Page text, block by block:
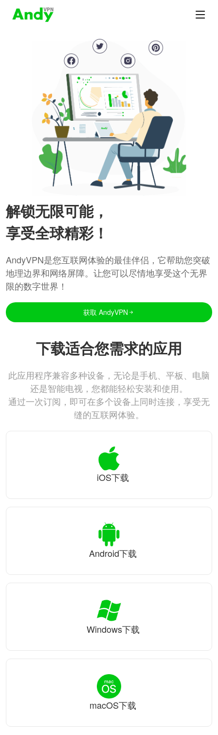
解锁无限可能，
享受全球精彩！
AndyVPN是您互联网体验的最佳伴侣，它帮助您突破
地理边界和网络屏障。让您可以尽情地享受这个无界
限的数字世界！
获取 AndyVPN
下载适合您需求的应用
此应用程序兼容多种设备，无论是手机、平板、电脑
还是智能电视，您都能轻松安装和使用。
通过一次订阅，即可在多个设备上同时连接，享受无
缝的互联网体验。
iOS下载
Android下载
Windows下载
macOS下载